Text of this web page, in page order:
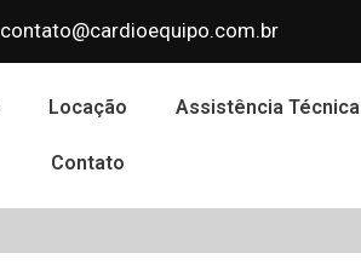
contato@cardioequipo.com.br
Locação Assistência Técnica
Contato